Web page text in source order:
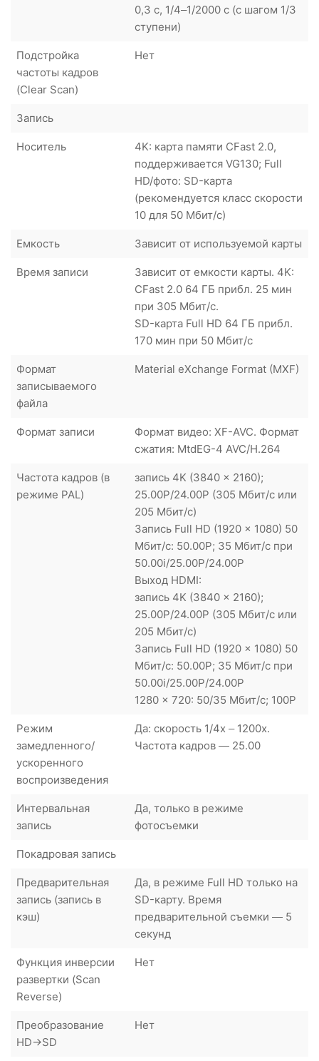
0,3 с, 1/4–1/2000 с (с шагом 1/3
ступени)
Подстройка
частоты кадров
(Clear Scan)
Нет
Запись
Носитель
4K: карта памяти CFast 2.0,
поддерживается VG130; Full
HD/фото: SD-карта
(рекомендуется класс скорости
10 для 50 Мбит/с)
Емкость Зависит от используемой карты
Время записи
Зависит от емкости карты. 4K:
CFast 2.0 64 ГБ прибл. 25 мин
при 305 Мбит/с.
SD-карта Full HD 64 ГБ прибл.
170 мин при 50 Мбит/с
Формат
записываемого
файла
Material eXchange Format (MXF)
Формат записи
Формат видео: XF-AVC. Формат
сжатия: MtdEG-4 AVC/H.264
Частота кадров (в
режиме PAL)
запись 4K (3840 x 2160);
25.00P/24.00P (305 Мбит/с или
205 Мбит/с)
Запись Full HD (1920 x 1080) 50
Мбит/с: 50.00P; 35 Мбит/с при
50.00i/25.00P/24.00P
Выход HDMI:
запись 4K (3840 x 2160);
25.00P/24.00P (305 Мбит/с или
205 Мбит/с)
Запись Full HD (1920 x 1080) 50
Мбит/с: 50.00P; 35 Мбит/с при
50.00i/25.00P/24.00P
1280 x 720: 50/35 Мбит/с; 100P
Режим
замедленного/
ускоренного
воспроизведения
Да: скорость 1/4x – 1200x.
Частота кадров — 25.00
Интервальная
запись
Да, только в режиме
фотосъемки
Покадровая запись
Предварительная
запись (запись в
кэш)
Да, в режиме Full HD только на
SD-карту. Время
предварительной съемки — 5
секунд
Функция инверсии
развертки (Scan
Reverse)
Нет
Преобразование
HD->SD
Нет